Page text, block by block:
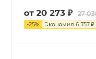
от 20 273 ₽ 27
-25% Экономия 6 757 ₽